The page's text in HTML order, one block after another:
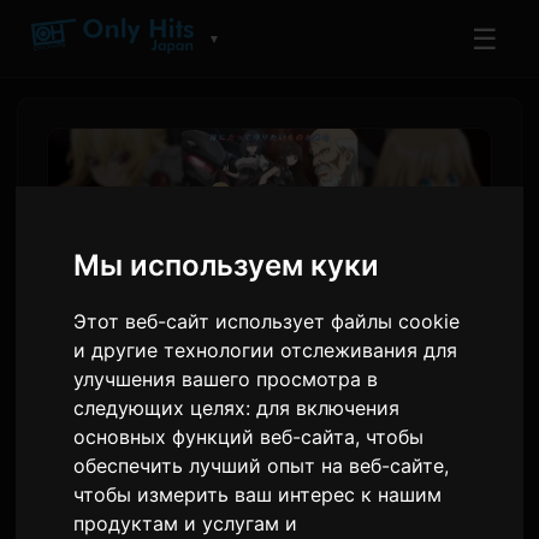
Мы используем куки
Этот веб-сайт использует файлы cookie
и другие технологии отслеживания для
улучшения вашего просмотра в
следующих целях:для включения
основных функций веб-сайта, чтобы
обеспечить лучший опыт на веб-сайте,
чтобы измерить ваш интерес к нашим
продуктам и услугам и
▼ ☰
'Trapped in a Dating Sim'
Сезон 2 стартует 8 июля с
новыми персонажами